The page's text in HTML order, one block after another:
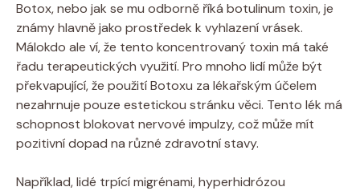
Botox, nebo jak se mu odborně říká botulinum toxin, je
známy hlavně jako prostředek k vyhlazení vrásek.
Málokdo ale ví, že tento koncentrovaný toxin má také
řadu terapeutických využití. Pro mnoho lidí může být
překvapující, že použití Botoxu za lékařským účelem
nezahrnuje pouze estetickou stránku věci. Tento lék má
schopnost blokovat nervové impulzy, což může mít
pozitivní dopad na různé zdravotní stavy.
Například, lidé trpící migrénami, hyperhidrózou